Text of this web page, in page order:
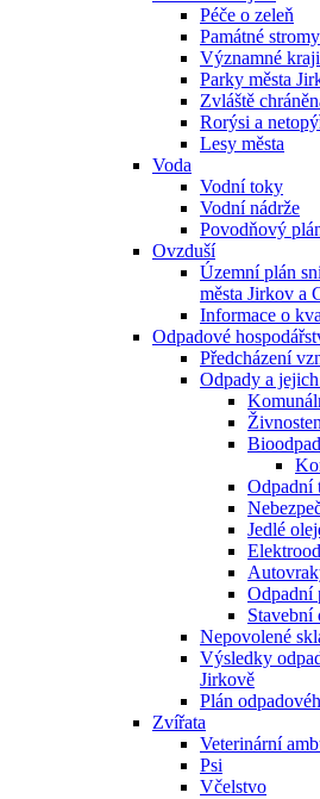
Péče o zeleň
Památné stromy
Významné
Parky města
Zvláště
Rorýsi a
Lesy města
Voda
Vodní toky
Vodní nádrže
Povodňový
Ovzduší
Územní plán
města Jirkov a
Informace o
Odpadové
Předcházení
Odpady a
Bioodpad
Odpadní
Jedlé
Odpadní
Stavební
Nepovolené
Výsledky
Jirkově
Plán
Zvířata
Veterinární
Psi
Včelstvo